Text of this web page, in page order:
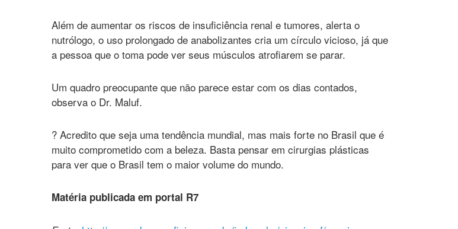
Além de aumentar os riscos de insuficiência renal e tumores, alerta o
nutrólogo, o uso prolongado de anabolizantes cria um círculo vicioso, já que
a pessoa que o toma pode ver seus músculos atrofiarem se parar.
Um quadro preocupante que não parece estar com os dias contados,
observa o Dr. Maluf.
? Acredito que seja uma tendência mundial, mas mais forte no Brasil que é
muito comprometido com a beleza. Basta pensar em cirurgias plásticas
para ver que o Brasil tem o maior volume do mundo.
Matéria publicada em portal R7